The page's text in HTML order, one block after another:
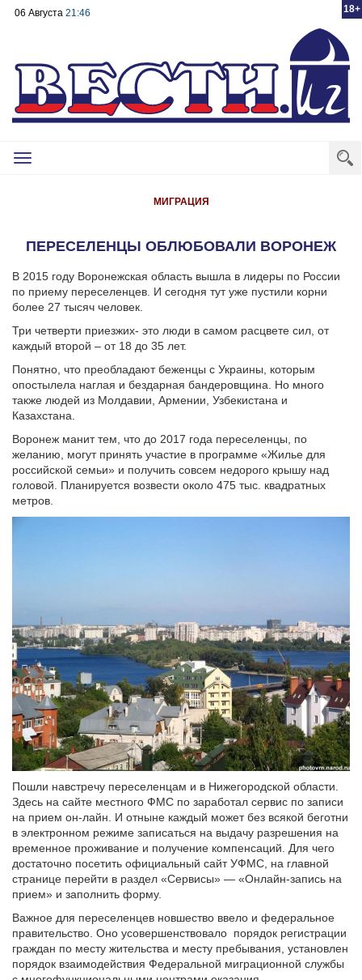
18+
06 Августа 21:46
Toggle
МИГРАЦИЯ
ПЕРЕСЕЛЕНЦЫ ОБЛЮБОВАЛИ ВОРОНЕЖ
В 2015 году Воронежская область вышла в лидеры по России
по приему переселенцев. И сегодня тут уже пустили корни
более 27 тысяч человек.
Три четверти приезжих- это люди в самом расцвете сил, от
каждый второй – от 18 до 35 лет.
Понятно, что преобладают беженцы с Украины, которым
опостылела наглая и бездарная бандеровщина. Но много
также людей из Молдавии, Армении, Узбекистана и
Казахстана.
Воронеж манит тем, что до 2017 года переселенцы, по
желанию, могут принять участие в программе «Жилье для
российской семьи» и получить совсем недорого крышу над
головой. Планируется возвести около 475 тыс. квадратных
метров.
Пошли навстречу переселенцам и в Нижегородской области.
Здесь на сайте местного ФМС по заработал сервис по записи
на прием он-лайн. И отныне каждый может без всякой беготни
в электронном режиме записаться на выдачу разрешения на
временное проживание и получение компенсаций. Для чего
достаточно посетить официальный сайт УФМС, на главной
странице перейти в раздел «Сервисы» — «Онлайн-запись на
прием» и заполнить форму.
Важное для переселенцев новшество ввело и федеральное
правительство. Оно усовершенствовало порядок регистрации
граждан по месту жительства и месту пребывания, установлен
порядок взаимодействия Федеральной миграционной службы